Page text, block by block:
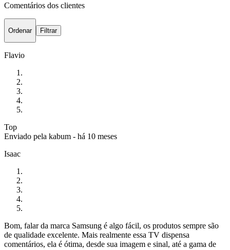
Comentários dos clientes
Ordenar Filtrar
Flavio
Top
Enviado pela kabum - há 10 meses
Isaac
Bom, falar da marca Samsung é algo fácil, os produtos sempre são
de qualidade excelente. Mais realmente essa TV dispensa
comentários, ela é ótima, desde sua imagem e sinal, até a gama de